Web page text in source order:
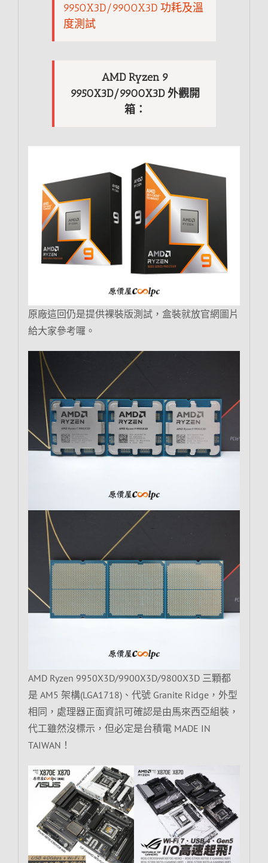
9950X3D/9900X3D 功耗及溫
度測試
AMD Ryzen 9
9950X3D/9900X3D 外觀開
箱：
原廠這回仍是提供裸裝版測試，盒裝就放官網圖片
給大家參考囉。
AMD Ryzen 9950X3D/9900X3D/9800X3D 三顆都
是 AM5 架構(LGA1718)、代號 Granite Ridge，外型
相同，處理器正面資訊可確認是由馬來西亞組裝，
代工雖然沒標示，但必定是台積電 MADE IN
TAIWAN！